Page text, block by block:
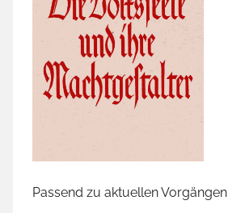
Passend zu aktuellen Vorgängen